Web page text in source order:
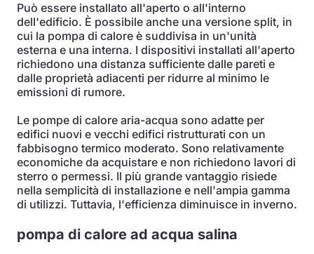
Può essere installato all'aperto o all'interno
dell'edificio. È possibile anche una versione split, in
cui la pompa di calore è suddivisa in un'unità
esterna e una interna. I dispositivi installati all'aperto
richiedono una distanza sufficiente dalle pareti e
dalle proprietà adiacenti per ridurre al minimo le
emissioni di rumore.
Le pompe di calore aria-acqua sono adatte per
edifici nuovi e vecchi edifici ristrutturati con un
fabbisogno termico moderato. Sono relativamente
economiche da acquistare e non richiedono lavori di
sterro o permessi. Il più grande vantaggio risiede
nella semplicità di installazione e nell'ampia gamma
di utilizzi. Tuttavia, l'efficienza diminuisce in inverno.
pompa di calore ad acqua salina